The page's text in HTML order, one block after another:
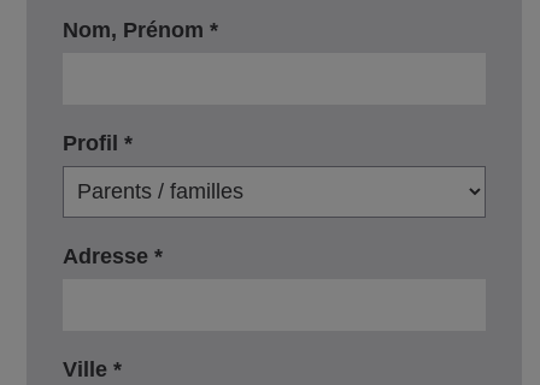
Nom, Prénom *
Profil *
Adresse *
Ville *